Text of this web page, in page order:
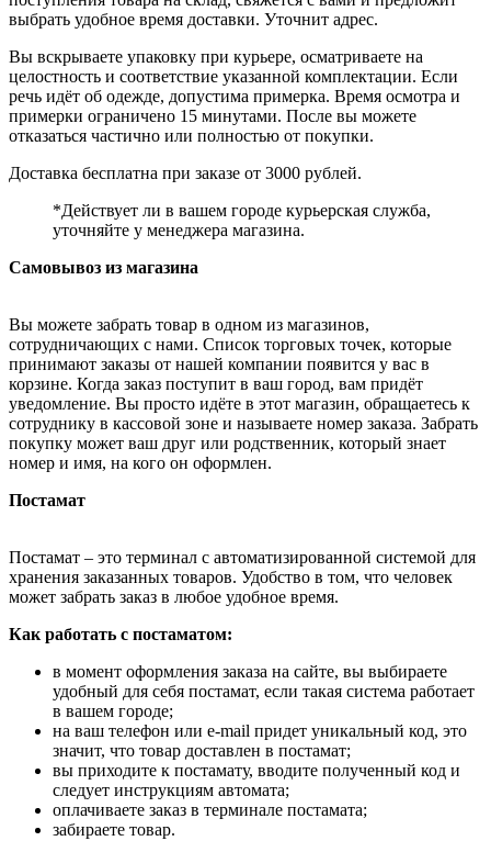
выбрать удобное время доставки. Уточнит адрес.
Вы вскрываете упаковку при курьере, осматриваете на
целостность и соответствие указанной комплектации. Если
речь идёт об одежде, допустима примерка. Время осмотра и
примерки ограничено 15 минутами. После вы можете
отказаться частично или полностью от покупки.
Доставка бесплатна при заказе от 3000 рублей.
*Действует ли в вашем городе курьерская служба,
уточняйте у менеджера магазина.
Самовывоз из магазина
Вы можете забрать товар в одном из магазинов,
сотрудничающих с нами. Список торговых точек, которые
принимают заказы от нашей компании появится у вас в
корзине. Когда заказ поступит в ваш город, вам придёт
уведомление. Вы просто идёте в этот магазин, обращаетесь к
сотруднику в кассовой зоне и называете номер заказа. Забрать
покупку может ваш друг или родственник, который знает
номер и имя, на кого он оформлен.
Постамат
Постамат – это терминал с автоматизированной системой для
хранения заказанных товаров. Удобство в том, что человек
может забрать заказ в любое удобное время.
Как работать с постаматом:
в момент оформления заказа на сайте, вы выбираете
удобный для себя постамат, если такая система работает
в вашем городе;
на ваш телефон или e-mail придет уникальный код, это
значит, что товар доставлен в постамат;
вы приходите к постамату, вводите полученный код и
следует инструкциям автомата;
оплачиваете заказ в терминале постамата;
забираете товар.